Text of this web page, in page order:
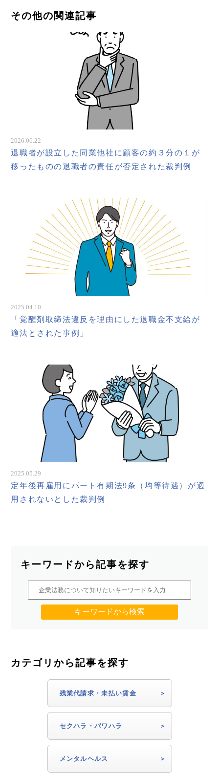
その他の関連記事
2026.06.22
退職者が設立した同業他社に顧客の約３分の１が
移ったものの退職者の責任が否定された裁判例
2025.04.10
「覚醒剤取締法違反を理由にした退職金不支給が
適法とされた事例」
2025.05.29
定年後再雇用にパート有期法9条（均等待遇）が適
用されないとした裁判例
キーワードから記事を探す
カテゴリから記事を探す
残業代請求・未払い賃金
セクハラ・パワハラ
メンタルヘルス